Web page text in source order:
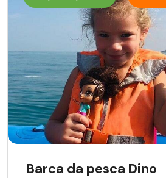
Barca da pesca Dino